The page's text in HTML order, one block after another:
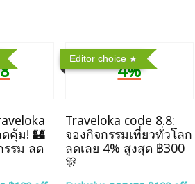
ดคุ้ม! 🏰
รรม ลด
Editor choice
4%
Traveloka code 8.8:
จองกิจกรรมเที่ยวทั่วโลก
ลดเลย 4% สูงสุด ฿300
🎊